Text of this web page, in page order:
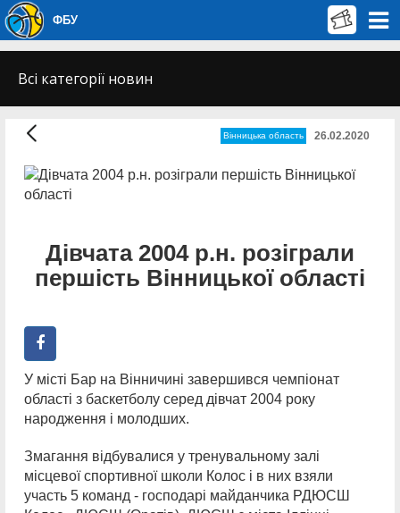
ФБУ
Всі категорії новин
Вінницька область 26.02.2020
Дівчата 2004 р.н. розіграли
першість Вінницької області
У місті Бар на Вінничині завершився чемпіонат
області з баскетболу серед дівчат 2004 року
народження і молодших.
Змагання відбувалися у тренувальному залі
місцевої спортивної школи Колос і в них взяли
участь 5 команд - господарі майданчика РДЮСШ